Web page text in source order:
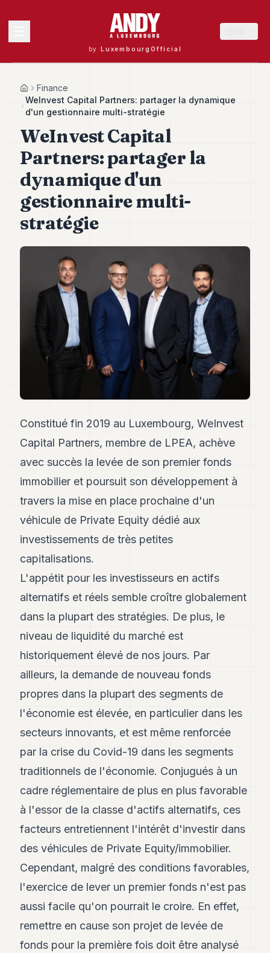
by LuxembourgOfficial
Andy
40
Andy
39
Andy
Andy
Andy
Andy
Andy
Andy
Andy
24
Andy
23
Andy
Andy
Andy
Andy
18
Andy
Andy
15
14
13
Andy
Andy
Andy
10
Andy
9
Andy
Andy
6
Andy
5
Andy
TECH
HomeFinance
WeInvest Capital Partners: partager la dynamique
d'un gestionnaire multi-stratégie
WeInvest Capital
Partners: partager la
dynamique d'un
gestionnaire multi-
stratégie
Constitué fin 2019 au Luxembourg, WeInvest
Capital Partners, membre de LPEA, achève
avec succès la levée de son premier fonds
immobilier et poursuit son développement à
travers la mise en place prochaine d'un
véhicule de Private Equity dédié aux
investissements de très petites
capitalisations.
L'appétit pour les investisseurs en actifs
alternatifs et réels semble croître globalement
dans la plupart des stratégies. De plus, le
niveau de liquidité du marché est
historiquement élevé de nos jours. Par
ailleurs, la demande de nouveau fonds
propres dans la plupart des segments de
l'économie est élevée, en particulier dans les
secteurs innovants, et est même renforcée
par la crise du Covid-19 dans les segments
traditionnels de l'économie. Conjugués à un
cadre réglementaire de plus en plus favorable
à l'essor de la classe d'actifs alternatifs, ces
facteurs entretiennent l'intérêt d'investir dans
des véhicules de Private Equity/immobilier.
Cependant, malgré des conditions favorables,
l'exercice de lever un premier fonds n'est pas
aussi facile qu'on pourrait le croire. En effet,
remettre en cause son projet de levée de
fonds pour la première fois doit être analysé